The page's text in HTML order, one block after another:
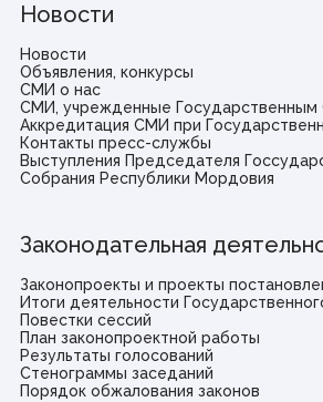
Новости
Новости
Объявления, конкурсы
СМИ о нас
СМИ, учрежденные
Аккредитация СМИ при
Контакты пресс-службы
Выступления Председателя
Собрания Республики Мордовия
Законодательная
Законопроекты и проекты
Итоги деятельности
Повестки сессий
План законопроектной работы
Результаты голосований
Стенограммы заседаний
Порядок обжалования законов